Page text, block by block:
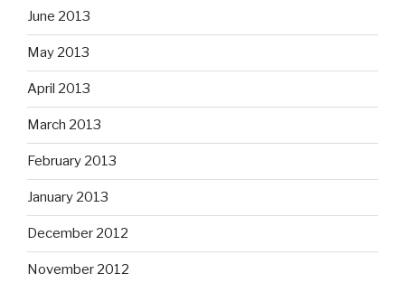
June 2013
May 2013
April 2013
March 2013
February 2013
January 2013
December 2012
November 2012